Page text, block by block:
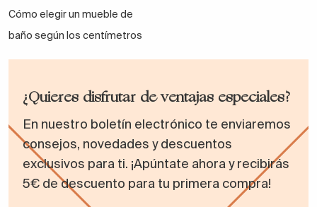
Cómo elegir un mueble de
baño según los centímetros
¿Quieres disfrutar de ventajas especiales?
En nuestro boletín electrónico te enviaremos
consejos, novedades y descuentos
exclusivos para ti. ¡Apúntate ahora y recibirás
5€ de descuento para tu primera compra!